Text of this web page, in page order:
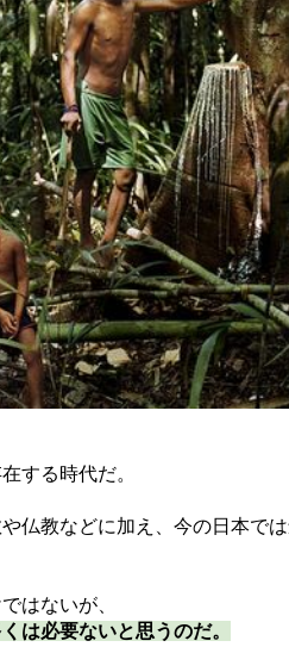
する時代だ。
仏教などに加え、今の日本で
はないが、
は必要ないと思うのだ。